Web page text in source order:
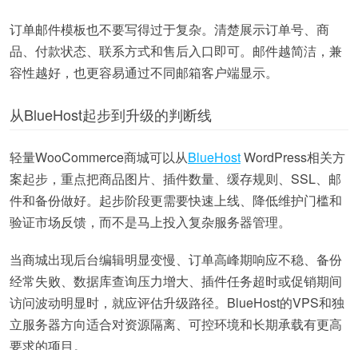
订单邮件模板也不要写得过于复杂。清楚展示订单号、商
品、付款状态、联系方式和售后入口即可。邮件越简洁，兼
容性越好，也更容易通过不同邮箱客户端显示。
从BlueHost起步到升级的判断线
轻量WooCommerce商城可以从BlueHostWordPress相关方
案起步，重点把商品图片、插件数量、缓存规则、SSL、邮
件和备份做好。起步阶段更需要快速上线、降低维护门槛和
验证市场反馈，而不是马上投入复杂服务器管理。
当商城出现后台编辑明显变慢、订单高峰期响应不稳、备份
经常失败、数据库查询压力增大、插件任务超时或促销期间
访问波动明显时，就应评估升级路径。BlueHost的VPS和独
立服务器方向适合对资源隔离、可控环境和长期承载有更高
要求的项目。